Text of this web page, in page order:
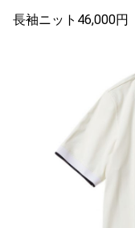
長袖ニット46,000円